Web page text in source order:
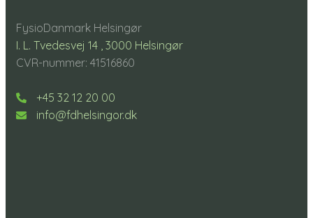
FysioDanmark Helsingør
I. L. Tvedesvej 14 , 3000 Helsingør
CVR-nummer: 41516860
+45 32 12 20 00
info@fdhelsingor.dk